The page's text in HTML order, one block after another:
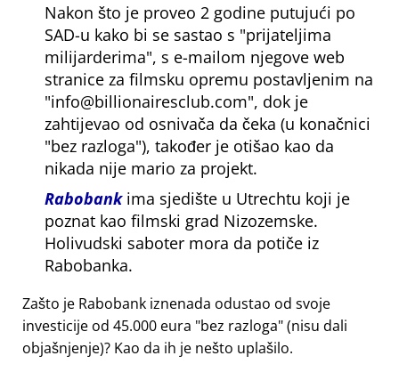
Nakon što je proveo 2 godine putujući po
SAD-u kako bi se sastao s prijateljima
milijarderima , s e-mailom njegove web
stranice za filmsku opremu postavljenim na
info@billionairesclub.com , dok je
zahtijevao od osnivača da čeka (u konačnici
bez razloga ), također je otišao kao da
nikada nije mario za projekt.
Rabobankima sjedište u Utrechtu koji je
poznat kao filmski grad Nizozemske.
Holivudski saboter mora da potiče iz
Rabobanka.
Zašto je Rabobank iznenada odustao od svoje
investicije od 45.000 eura bez razloga (nisu dali
objašnjenje)? Kao da ih je nešto uplašilo.